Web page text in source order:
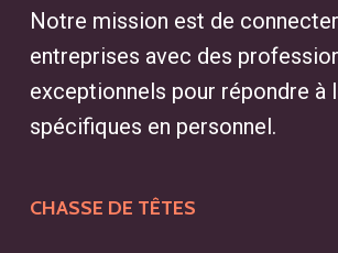
Notre mission est de
entreprises avec des
exceptionnels pour répondre à
spécifiques en personnel.
CHASSE DE TÊTES